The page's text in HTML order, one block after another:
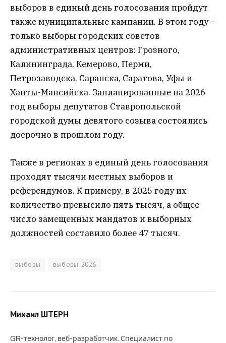
выборов в единый день голосования пройдут
также муниципальные кампании. В этом году –
только выборы городских советов
административных центров: Грозного,
Калининграда, Кемерово, Перми,
Петрозаводска, Саранска, Саратова, Уфы и
Ханты-Мансийска. Запланированные на 2026
год выборы депутатов Ставропольской
городской думы девятого созыва состоялись
досрочно в прошлом году.
Также в регионах в единый день голосования
проходят тысячи местных выборов и
референдумов. К примеру, в 2025 году их
количество превысило пять тысяч, а общее
число замещенных мандатов и выборных
должностей составило более 47 тысяч.
выборы выборы-2026
Михаил ШТЕРН
GR-технолог, веб-разработчик. Специалист по